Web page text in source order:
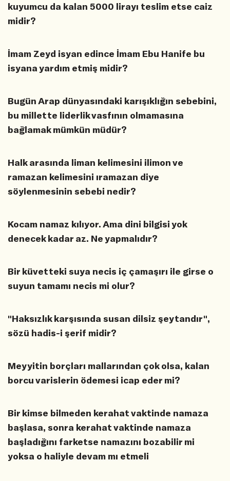
kuyumcu da kalan 5000 lirayı teslim etse caiz
midir?
İmam Zeyd isyan edince İmam Ebu Hanife bu
isyana yardım etmiş midir?
Bugün Arap dünyasındaki karışıklığın sebebini,
bu millette liderlik vasfının olmamasına
bağlamak mümkün müdür?
Halk arasında liman kelimesini ilimon ve
ramazan kelimesini ıramazan diye
söylenmesinin sebebi nedir?
Kocam namaz kılıyor. Ama dini bilgisi yok
denecek kadar az. Ne yapmalıdır?
Bir küvetteki suya necis iç çamaşırı ile girse o
suyun tamamı necis mi olur?
"Haksızlık karşısında susan dilsiz şeytandır",
sözü hadis-i şerif midir?
Meyyitin borçları mallarından çok olsa, kalan
borcu varislerin ödemesi icap eder mi?
Bir kimse bilmeden kerahat vaktinde namaza
başlasa, sonra kerahat vaktinde namaza
başladığını farketse namazını bozabilir mi
yoksa o haliyle devam mı etmeli